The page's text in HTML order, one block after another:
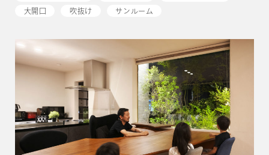
大開口 吹抜け サンルーム